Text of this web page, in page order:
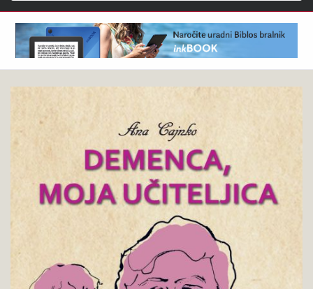
Išči
Ana
Cajnko
Demenca,
moja
učiteljica
knjigo